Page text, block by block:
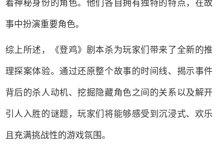
着神秘身份的角色。他们各自拥有独特的特点，在故
事中扮演重要角色。
综上所述，《登鸡》剧本杀为玩家们带来了全新的推
理探案体验。通过还原整个故事的时间线、揭示事件
背后的杀人动机、挖掘隐藏角色之间的关系以及解开
引人入胜的谜题，玩家们将能够感受到沉浸式、欢乐
且充满挑战性的游戏氛围。